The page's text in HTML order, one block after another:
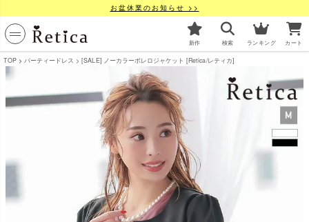
お盆休業のお知らせ >>
新作 検索 ランキング カート
TOP パーティードレス [SALE] ノーカラーボレロジャケット [Retica/レティカ]